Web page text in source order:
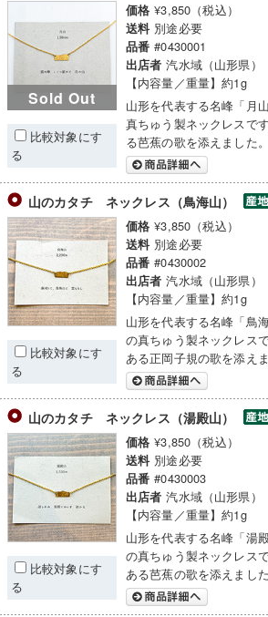
Sold Out
比較対象にす
る
価格 ¥3,850（税込）
送料 別途必要
品番 #0430001
出店者 汽水域（山形県）
【内容量／重量】約1g
山形を代表する名峰「月
真ちゅう製ネックレスで
る芭蕉の歌を添えました。
山のカタチ ネックレス（鳥海山）
比較対象にす
る
価格 ¥3,850（税込）
送料 別途必要
品番 #0430002
出店者 汽水域（山形県）
【内容量／重量】約1g
山形を代表する名峰「鳥
の真ちゅう製ネックレス
ある正岡子規の歌を添えま
山のカタチ ネックレス（湯殿山）
比較対象にす
る
価格 ¥3,850（税込）
送料 別途必要
品番 #0430003
出店者 汽水域（山形県）
【内容量／重量】約1g
山形を代表する名峰「湯
の真ちゅう製ネックレス
ある芭蕉の歌を添えました